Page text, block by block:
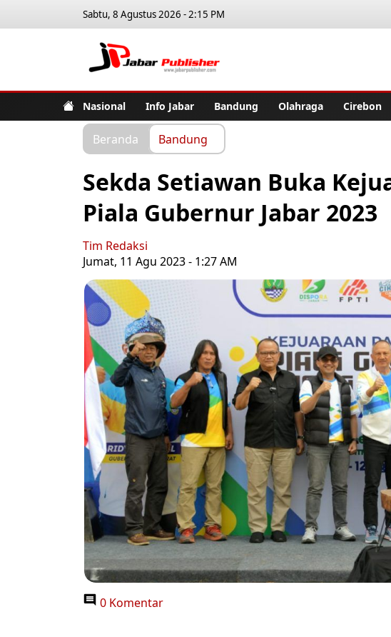
Sabtu, 8 Agustus 2026 - 2:15 PM
Nasional Info Jabar Bandung Olahraga Cirebon
Beranda Bandung
Sekda Setiawan Buka
Piala Gubernur Jabar 2023
Tim Redaksi
Jumat, 11 Agu 2023 - 1:27 AM
0 Komentar